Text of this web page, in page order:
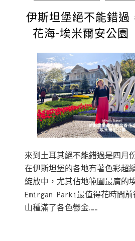
伊斯坦堡絕不能錯過
花海-埃米爾安公園
來到土耳其絕不能錯過是四月
在伊斯坦堡的各地有著色彩超
綻放中，尤其佔地範圍最廣的
Emirgan Parki最值得花時間
山種滿了各色鬱金……